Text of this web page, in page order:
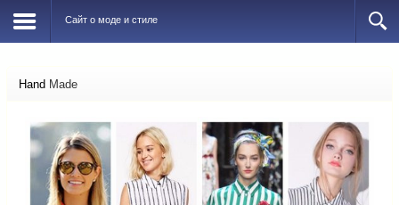
Сайт о моде и стиле
Hand Made